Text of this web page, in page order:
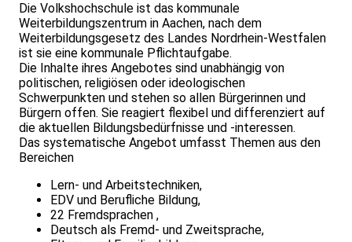
Die Volkshochschule ist das kommunale
Weiterbildungszentrum in Aachen, nach dem
Weiterbildungsgesetz des Landes Nordrhein-Westfalen
ist sie eine kommunale Pflichtaufgabe.
Die Inhalte ihres Angebotes sind unabhängig von
politischen, religiösen oder ideologischen
Schwerpunkten und stehen so allen Bürgerinnen und
Bürgern offen. Sie reagiert flexibel und differenziert auf
die aktuellen Bildungsbedürfnisse und -interessen.
Das systematische Angebot umfasst Themen aus den
Bereichen
Lern- und Arbeitstechniken,
EDV und Berufliche Bildung,
22 Fremdsprachen ,
Deutsch als Fremd- und Zweitsprache,